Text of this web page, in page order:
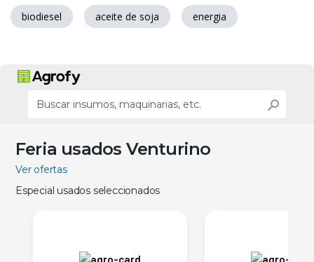
biodiesel aceite de soja energia
Feria usados Venturino
Ver ofertas
Especial usados seleccionados